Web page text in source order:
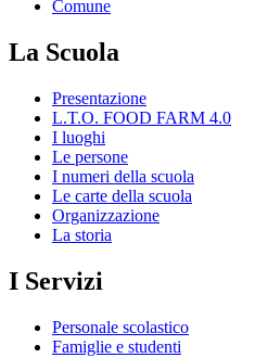
Comune
La Scuola
Presentazione
L.T.O. FOOD FARM 4.0
I luoghi
Le persone
I numeri della scuola
Le carte della scuola
Organizzazione
La storia
I Servizi
Personale scolastico
Famiglie e studenti